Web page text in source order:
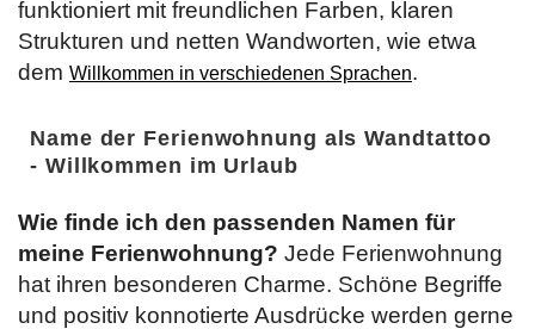
funktioniert mit freundlichen Farben, klaren
Strukturen und netten Wandworten, wie etwa
dem Willkommen in verschiedenen Sprachen.
Name der Ferienwohnung als Wandtattoo
- Willkommen im Urlaub
Wie finde ich den passenden Namen für
meine Ferienwohnung? Jede Ferienwohnung
hat ihren besonderen Charme. Schöne Begriffe
und positiv konnotierte Ausdrücke werden gerne